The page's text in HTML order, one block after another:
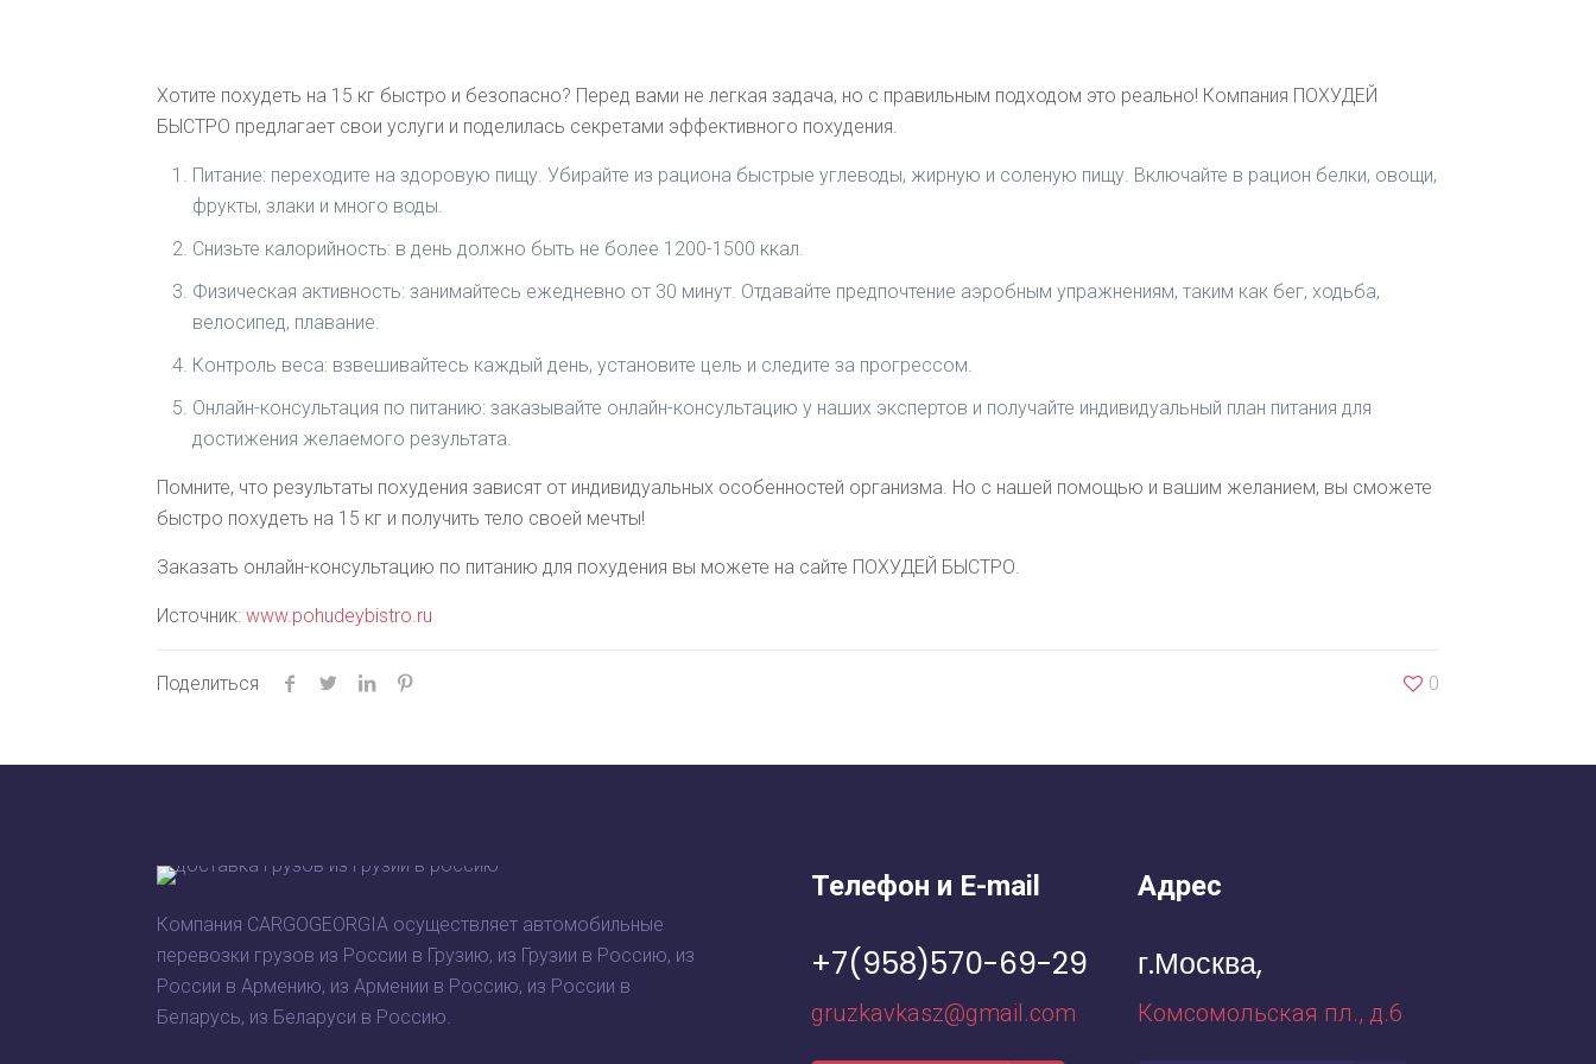
Хотите похудеть на 15 кг быстро и безопасно? Перед вами не легкая задача, но с правильным подходом это реально! Компания ПОХУДЕЙ
БЫСТРО предлагает свои услуги и поделилась секретами эффективного похудения.
Питание: переходите на здоровую пищу. Убирайте из рациона быстрые углеводы, жирную и соленую пищу. Включайте в рацион белки, овощи,
фрукты, злаки и много воды.
Снизьте калорийность: в день должно быть не более 1200-1500 ккал.
Физическая активность: занимайтесь ежедневно от 30 минут. Отдавайте предпочтение аэробным упражнениям, таким как бег, ходьба,
велосипед, плавание.
Контроль веса: взвешивайтесь каждый день, установите цель и следите за прогрессом.
Онлайн-консультация по питанию: заказывайте онлайн-консультацию у наших экспертов и получайте индивидуальный план питания для
достижения желаемого результата.
Помните, что результаты похудения зависят от индивидуальных особенностей организма. Но с нашей помощью и вашим желанием, вы сможете
быстро похудеть на 15 кг и получить тело своей мечты!
Заказать онлайн-консультацию по питанию для похудения вы можете на сайте ПОХУДЕЙ БЫСТРО.
Источник:www.pohudeybistro.ru
Поделиться 0
Компания CARGOGEORGIA осуществляет автомобильные
перевозки грузов из России в Грузию, из Грузии в Россию, из
России в Армению, из Армении в Россию, из России в
Беларусь, из Беларуси в Россию.
Телефон и E-mail
+7(958)570-69-29
gruzkavkasz@gmail.com
Адрес
г.Москва,
Комсомольская пл., д.6